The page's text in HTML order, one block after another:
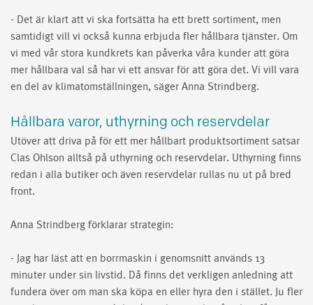
- Det är klart att vi ska fortsätta ha ett brett sortiment, men
samtidigt vill vi också kunna erbjuda fler hållbara tjänster. Om
vi med vår stora kundkrets kan påverka våra kunder att göra
mer hållbara val så har vi ett ansvar för att göra det. Vi vill vara
en del av klimatomställningen, säger Anna Strindberg.
Hållbara varor, uthyrning och reservdelar
Utöver att driva på för ett mer hållbart produktsortiment satsar
Clas Ohlson alltså på uthyrning och reservdelar. Uthyrning finns
redan i alla butiker och även reservdelar rullas nu ut på bred
front.
Anna Strindberg förklarar strategin:
- Jag har läst att en borrmaskin i genomsnitt används 13
minuter under sin livstid. Då finns det verkligen anledning att
fundera över om man ska köpa en eller hyra den i stället. Ju fler